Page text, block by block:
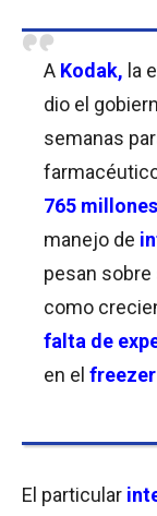
A Kodak, la
dio el
semanas
765 millones
manejo de
pesan
como
falta de
en el freezer
El particular